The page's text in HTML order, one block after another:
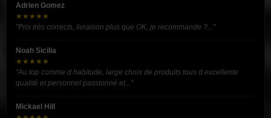
Adrien Gomez
★★★★★
"Prix très corrects, livraison plus que OK, je recommande ?..."
Noah Sicilia
★★★★★
"Au top comme d habitude, large choix de produits tous d excellente
qualité et personnel passionné et..."
Mickael Hill